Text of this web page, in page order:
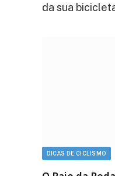
da sua
DICAS DE CICLISMO